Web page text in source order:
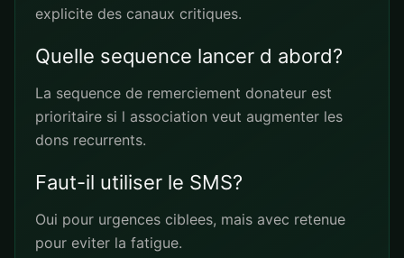
explicite des canaux critiques.
Quelle sequence lancer d abord?
La sequence de remerciement donateur est
prioritaire si l association veut augmenter les
dons recurrents.
Faut-il utiliser le SMS?
Oui pour urgences ciblees, mais avec retenue
pour eviter la fatigue.